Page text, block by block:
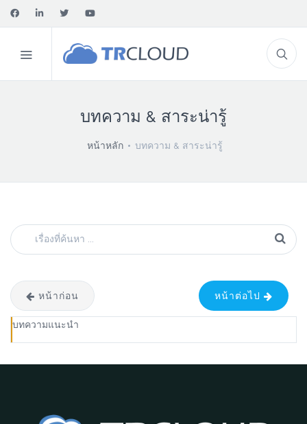
บทความ & สาระน่ารู้
หน้าหลัก บทความ & สาระน่ารู้
หน้าก่อน หน้าต่อไป
บทความแนะนำ